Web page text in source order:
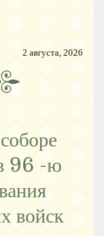
2 августа, 2026
96 -ю
войск